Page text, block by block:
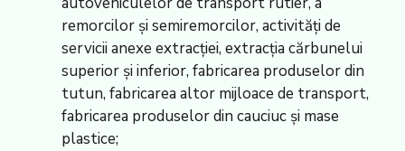
remorcilor şi semiremorcilor, activităţi de
servicii anexe extracției, extracţia cărbunelui
superior şi inferior, fabricarea produselor din
tutun, fabricarea altor mijloace de transport,
fabricarea produselor din cauciuc şi mase
plastice;